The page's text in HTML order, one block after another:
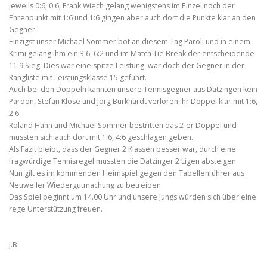
jeweils 0:6, 0:6, Frank Wiech gelang wenigstens im Einzel noch der
Ehrenpunkt mit 1:6 und 1:6 gingen aber auch dort die Punkte klar an den
Gegner.
Einzigst unser Michael Sommer bot an diesem Tag Paroli und in einem
Krimi gelang ihm ein 3:6, 6:2 und im Match Tie Break der entscheidende
11:9 Sieg. Dies war eine spitze Leistung, war doch der Gegner in der
Rangliste mit Leistungsklasse 15 geführt.
Auch bei den Doppeln kannten unsere Tennisgegner aus Dätzingen kein
Pardon, Stefan Klose und Jörg Burkhardt verloren ihr Doppel klar mit 1:6,
2:6.
Roland Hahn und Michael Sommer bestritten das 2-er Doppel und
mussten sich auch dort mit 1:6, 4:6 geschlagen geben.
Als Fazit bleibt, dass der Gegner 2 Klassen besser war, durch eine
fragwürdige Tennisregel mussten die Dätzinger 2 Ligen absteigen.
Nun gilt es im kommenden Heimspiel gegen den Tabellenführer aus
Neuweiler Wiedergutmachung zu betreiben.
Das Spiel beginnt um 14.00 Uhr und unsere Jungs würden sich über eine
rege Unterstützung freuen.
J.B.